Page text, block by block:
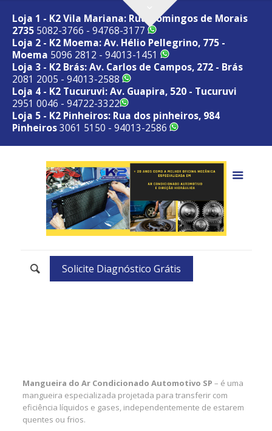
Loja 1 - K2 Vila Mariana: Rua Domingos de Morais
2735 5082-3766 - 94768-3177
Loja 2 - K2 Moema: Av. Hélio Pellegrino, 775 -
Moema 5096 2812 - 94013-1451
Loja 3 - K2 Brás: Av. Carlos de Campos, 272 - Brás
2081 2005 - 94013-2588
Loja 4 - K2 Tucuruvi: Av. Guapira, 520 - Tucuruvi
2951 0046 - 94722-3322
Loja 5 - K2 Pinheiros: Rua dos pinheiros, 984
Pinheiros3061 5150 - 94013-2586
Solicite Diagnóstico Grátis
Mangueira do Ar Condicionado Automotivo SP – é uma
mangueira especializada projetada para transferir com
eficiência líquidos e gases, independentemente de estarem
quentes ou frios.